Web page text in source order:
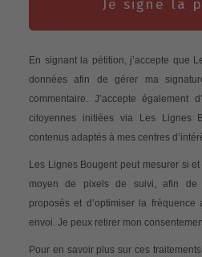
Je signe la
En signant la pétition, j’accepte que
données afin de gérer ma
commentaire. J’accepte également
citoyennes initiées via Les Lignes
contenus adaptés à mes centres
Les Lignes Bougent peut mesurer si
moyen de pixels de suivi, afin de
proposés et d’optimiser la
envoi. Je peux retirer mon
Pour en savoir plus sur ces